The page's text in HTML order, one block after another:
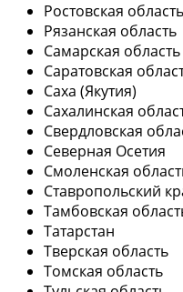
Ростовская область
Рязанская область
Самарская область
Саратовская
Саха (Якутия)
Сахалинская
Свердловская
Северная Осетия
Смоленская
Ставропольский
Тамбовская
Татарстан
Тверская область
Томская область